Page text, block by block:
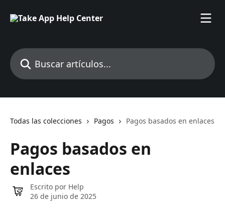
Buscar artículos...
Todas las colecciones Pagos Pagos basados en enlaces
Pagos basados en
enlaces
Escrito por Help
26 de junio de 2025